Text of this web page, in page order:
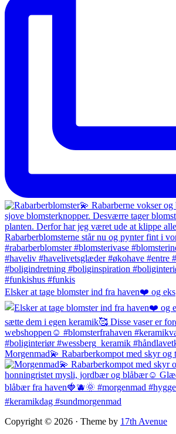
Elsker at tage blomster ind fra haven❤️ og eks
Morgenmad💫 Rabarberkompot med skyr og
Copyright © 2026 · Theme by 17th Avenue